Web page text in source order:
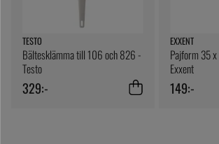
TESTO
Bältesklämma till 106 och 826 -
Testo
329:-
EXXENT
Pajform 35
Exxent
149:-